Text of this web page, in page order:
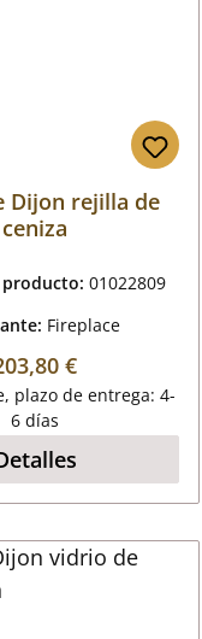
Dijon rejilla de
ceniza
01022809
Fireplace
normal:
€
plazo de entrega: 4-
6 días